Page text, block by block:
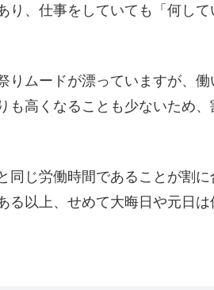
、仕事をしていても「何して
りムードが漂っていますが、
も高くなることも少ないため
じ労働時間であることが割に
以上、せめて大晦日や元日は